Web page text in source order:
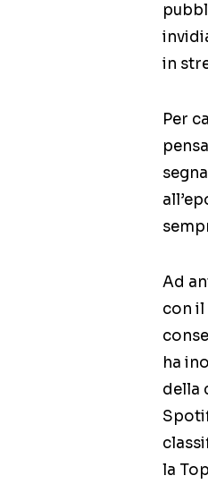
in
Per
Ad
con il
ha
della
la